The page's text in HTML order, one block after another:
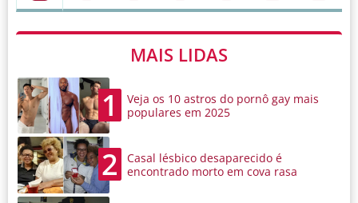
MAIS LIDAS
1
Veja os 10 astros do pornô gay mais
populares em 2025
2
Casal lésbico desaparecido é
encontrado morto em cova rasa